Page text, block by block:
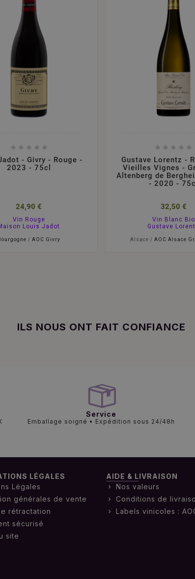
    
- Givry - Rouge -
2023 - 75cl
24,90 €
Vin Rouge
Louis Jadot
/ AOC Givry
    
Gustave Lorentz -
Vieilles Vignes -
Altenberg de
- 2020 - 75cl
32,50 €
Vin Blanc Bio
Gustave
Alsace /AOC Alsace
ILS NOUS ONT FAIT CONFIANCE
Service
Emballage soigné • Expédition sous 24/48h
LÉGALES
Légales
générales de vente
rétractation
sécurisé
site
AIDE & LIVRAISON
Nos valeurs
Conditions de
Labels vinicoles :